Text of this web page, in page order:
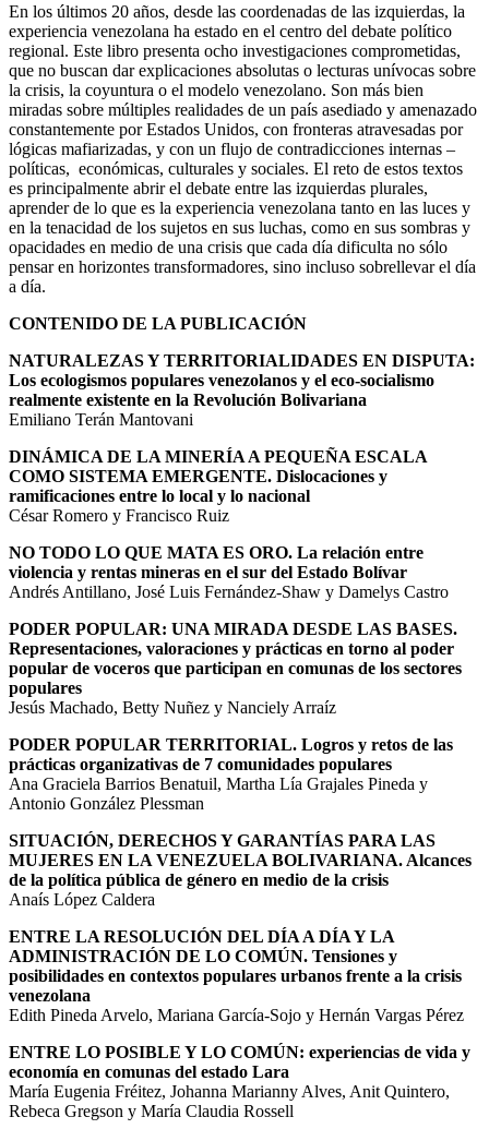
En los últimos 20 años, desde las coordenadas de las izquierdas, la
experiencia venezolana ha estado en el centro del debate político
regional. Este libro presenta ocho investigaciones comprometidas,
que no buscan dar explicaciones absolutas o lecturas unívocas sobre
la crisis, la coyuntura o el modelo venezolano. Son más bien
miradas sobre múltiples realidades de un país asediado y amenazado
constantemente por Estados Unidos, con fronteras atravesadas por
lógicas mafiarizadas, y con un flujo de contradicciones internas –
políticas, económicas, culturales y sociales. El reto de estos textos
es principalmente abrir el debate entre las izquierdas plurales,
aprender de lo que es la experiencia venezolana tanto en las luces y
en la tenacidad de los sujetos en sus luchas, como en sus sombras y
opacidades en medio de una crisis que cada día dificulta no sólo
pensar en horizontes transformadores, sino incluso sobrellevar el día
a día.
CONTENIDO DE LA PUBLICACIÓN
NATURALEZAS Y TERRITORIALIDADES EN DISPUTA:
Los ecologismos populares venezolanos y el eco-socialismo
realmente existente en la Revolución Bolivariana
Emiliano Terán Mantovani
DINÁMICA DE LA MINERÍA A PEQUEÑA ESCALA
COMO SISTEMA EMERGENTE. Dislocaciones y
ramificaciones entre lo local y lo nacional
César Romero y Francisco Ruiz
NO TODO LO QUE MATA ES ORO. La relación entre
violencia y rentas mineras en el sur del Estado Bolívar
Andrés Antillano, José Luis Fernández-Shaw y Damelys Castro
PODER POPULAR: UNA MIRADA DESDE LAS BASES.
Representaciones, valoraciones y prácticas en torno al poder
popular de voceros que participan en comunas de los sectores
populares
Jesús Machado, Betty Nuñez y Nanciely Arraíz
PODER POPULAR TERRITORIAL. Logros y retos de las
prácticas organizativas de 7 comunidades populares
Ana Graciela Barrios Benatuil, Martha Lía Grajales Pineda y
Antonio González Plessman
SITUACIÓN, DERECHOS Y GARANTÍAS PARA LAS
MUJERES EN LA VENEZUELA BOLIVARIANA. Alcances
de la política pública de género en medio de la crisis
Anaís López Caldera
ENTRE LA RESOLUCIÓN DEL DÍA A DÍA Y LA
ADMINISTRACIÓN DE LO COMÚN. Tensiones y
posibilidades en contextos populares urbanos frente a la crisis
venezolana
Edith Pineda Arvelo, Mariana García-Sojo y Hernán Vargas Pérez
ENTRE LO POSIBLE Y LO COMÚN: experiencias de vida y
economía en comunas del estado Lara
María Eugenia Fréitez, Johanna Marianny Alves, Anit Quintero,
Rebeca Gregson y María Claudia Rossell